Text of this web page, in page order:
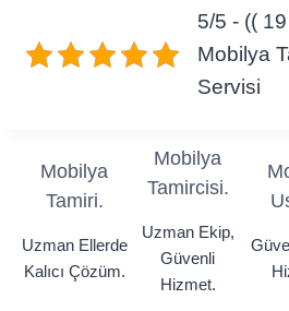
5/5 - ((
Mobilya
Servisi
Mobilya
Tamiri.
Uzman Ellerde
Kalıcı Çözüm.
Mobilya
Tamircisi.
Uzman Ekip,
Güvenli
Hizmet.